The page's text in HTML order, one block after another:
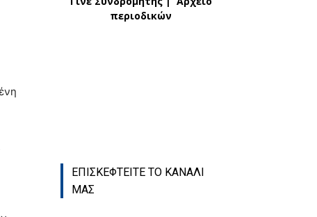
περιοδικών
ΕΠΙΣΚΕΦΤΕΙΤΕ ΤΟ ΚΑΝΑΛΙ
ΜΑΣ